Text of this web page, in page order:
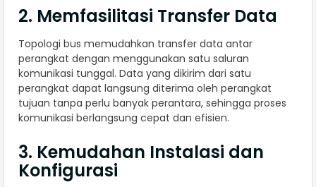
2. Memfasilitasi Transfer Data
Topologi bus memudahkan transfer data antar
perangkat dengan menggunakan satu saluran
komunikasi tunggal. Data yang dikirim dari satu
perangkat dapat langsung diterima oleh perangkat
tujuan tanpa perlu banyak perantara, sehingga proses
komunikasi berlangsung cepat dan efisien.
3. Kemudahan Instalasi dan
Konfigurasi